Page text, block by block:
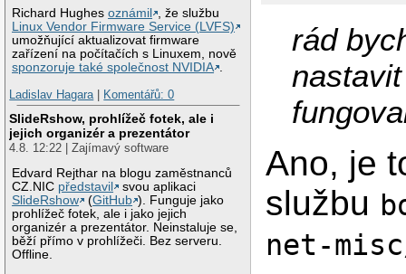
Richard Hughesoznámil
, že službu
Linux Vendor Firmware Service (LVFS)
umožňující aktualizovat firmware
zařízení na počítačích s Linuxem, nově
sponzoruje také společnost NVIDIA .
Ladislav Hagara| Komentářů: 0
SlideRshow, prohlížeč fotek, ale i
jejich organizér a prezentátor
4.8. 12:22 | Zajímavý software
Edvard Rejthar na blogu zaměstnanců
CZ.NIC představil
svou aplikaci
SlideRshow
(GitHub ). Funguje jako
prohlížeč fotek, ale i jako jejich
organizér a prezentátor. Neinstaluje se,
běží přímo v prohlížeči. Bez serveru.
Offline.
rád
Ano, je
službu
net-